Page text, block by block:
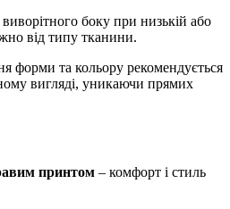
боку при низькій або
від типу тканини.
форми та кольору рекомендується
вигляді, уникаючи прямих
принтом – комфорт і стиль